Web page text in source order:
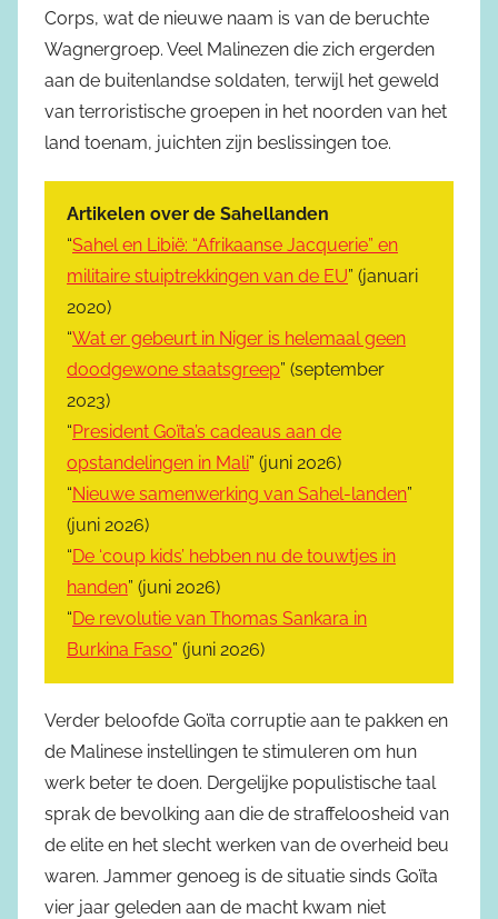
Corps, wat de nieuwe naam is van de beruchte
Wagnergroep. Veel Malinezen die zich ergerden
aan de buitenlandse soldaten, terwijl het geweld
van terroristische groepen in het noorden van het
land toenam, juichten zijn beslissingen toe.
Artikelen over de Sahellanden
“Sahel en Libië: “Afrikaanse Jacquerie” en
militaire stuiptrekkingen van de EU” (januari
2020)
“Wat er gebeurt in Niger is helemaal geen
doodgewone staatsgreep” (september
2023)
“President Goïta’s cadeaus aan de
opstandelingen in Mali” (juni 2026)
“Nieuwe samenwerking van Sahel-landen”
(juni 2026)
“De ‘coup kids’ hebben nu de touwtjes in
handen” (juni 2026)
“De revolutie van Thomas Sankara in
Burkina Faso” (juni 2026)
Verder beloofde Goïta corruptie aan te pakken en
de Malinese instellingen te stimuleren om hun
werk beter te doen. Dergelijke populistische taal
sprak de bevolking aan die de straffeloosheid van
de elite en het slecht werken van de overheid beu
waren. Jammer genoeg is de situatie sinds Goïta
vier jaar geleden aan de macht kwam niet